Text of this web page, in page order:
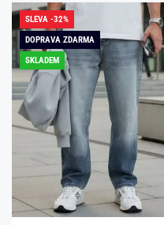
SLEVA -32%
DOPRAVA ZDARMA
SKLADEM